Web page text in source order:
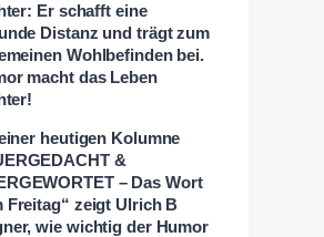
Er schafft eine
Distanz und trägt zum
Wohlbefinden bei.
macht das Leben
heutigen Kolumne
&
– Das Wort
Freitag“ zeigt Ulrich B
wie wichtig der Humor